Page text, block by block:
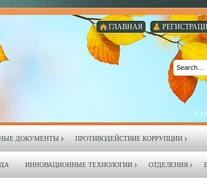
ГЛАВНАЯ
ДОКУМЕНТЫ ПРОТИВОДЕЙСТВИЕ КОРРУПЦИИ
ИННОВАЦИОННЫЕ ТЕХНОЛОГИИ ОТДЕЛЕНИЯ